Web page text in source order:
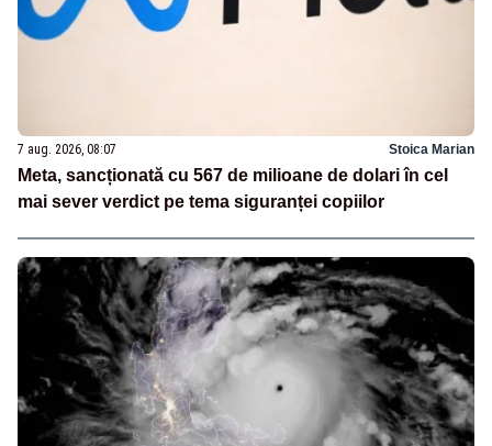
7 aug. 2026, 08:07 Stoica Marian
Meta, sancționată cu 567 de milioane de dolari în cel
mai sever verdict pe tema siguranței copiilor